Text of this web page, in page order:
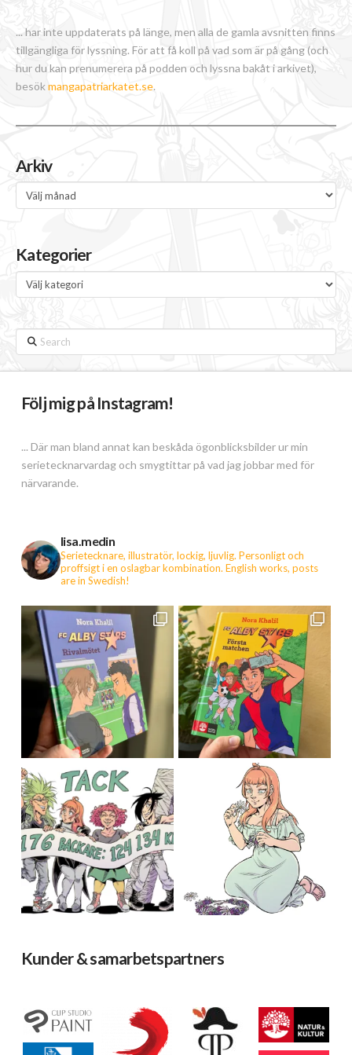
... har inte uppdaterats på länge, men alla de gamla avsnitten finns
tillgängliga för lyssning. För att få koll på vad som är på gång (och
hur du kan prenumerera på podden och lyssna bakåt i arkivet),
besökmangapatriarkatet.se.
Arkiv
Arkiv
Kategorier
Kategorier
Search
Följ mig på Instagram!
... Där man bland annat kan beskåda ögonblicksbilder ur min
serietecknarvardag och smygtittar på vad jag jobbar med för
närvarande.
lisa.medin
Serietecknare, illustratör, lockig, ljuvlig. Personligt och
proffsigt i en oslagbar kombination. English works, posts
are in Swedish!
Kunder & samarbetspartners